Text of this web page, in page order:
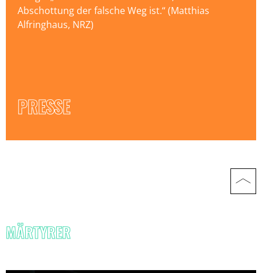
Abschottung der falsche Weg ist.“ (Matthias
Alfringhaus, NRZ)
PRESSE
MÄRTYRER